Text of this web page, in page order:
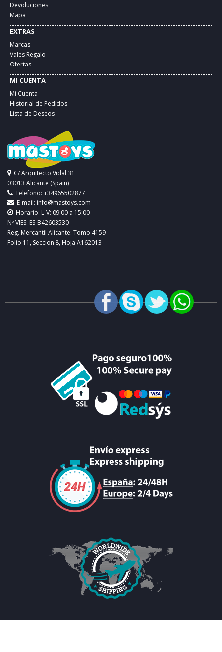
Devoluciones
Mapa
EXTRAS
Marcas
Vales Regalo
Ofertas
MI CUENTA
Mi Cuenta
Historial de Pedidos
Lista de Deseos
C/ Arquitecto Vidal 31
03013 Alicante (Spain)
Telefono: +34965502877
E-mail: info@mastoys.com
Horario: L-V: 09:00 a 15:00
Nº VIES: ES-B42603530
Reg. Mercantil Alicante: Tomo 4159
Folio 11, Seccion 8, Hoja A162013